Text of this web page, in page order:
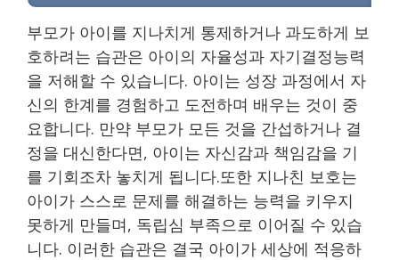
부모가 아이를 지나치게 통제하거나 과도하게 보
호하려는 습관은 아이의 자율성과 자기결정능력
을 저해할 수 있습니다. 아이는 성장 과정에서 자
신의 한계를 경험하고 도전하며 배우는 것이 중
요합니다. 만약 부모가 모든 것을 간섭하거나 결
정을 대신한다면, 아이는 자신감과 책임감을 기
를 기회조차 놓치게 됩니다.또한 지나친 보호는
아이가 스스로 문제를 해결하는 능력을 키우지
못하게 만들며, 독립심 부족으로 이어질 수 있습
니다. 이러한 습관은 결국 아이가 세상에 적응하